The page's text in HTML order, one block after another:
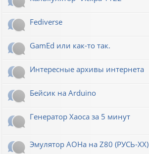
Fediverse
GamEd или как-то так.
Интересные архивы интернета
Бейсик на Arduino
Генератор Хаоса за 5 минут
Эмулятор АОНа на Z80 (РУСЬ-XX)